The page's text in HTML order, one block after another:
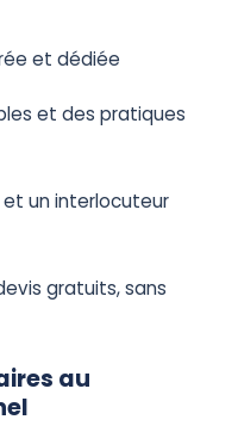
et dédiée
et des pratiques
un interlocuteur
gratuits, sans
au